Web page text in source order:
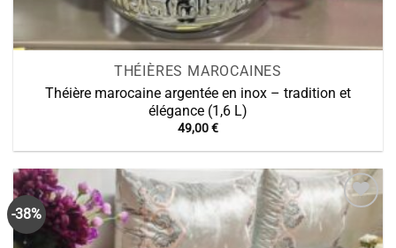
THÉIÈRES MAROCAINES
Théière marocaine argentée en inox – tradition et
élégance (1,6 L)
49,00€
-38%